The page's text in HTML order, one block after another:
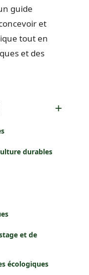
guide
et
tout en
et des
durables
et de
écologiques